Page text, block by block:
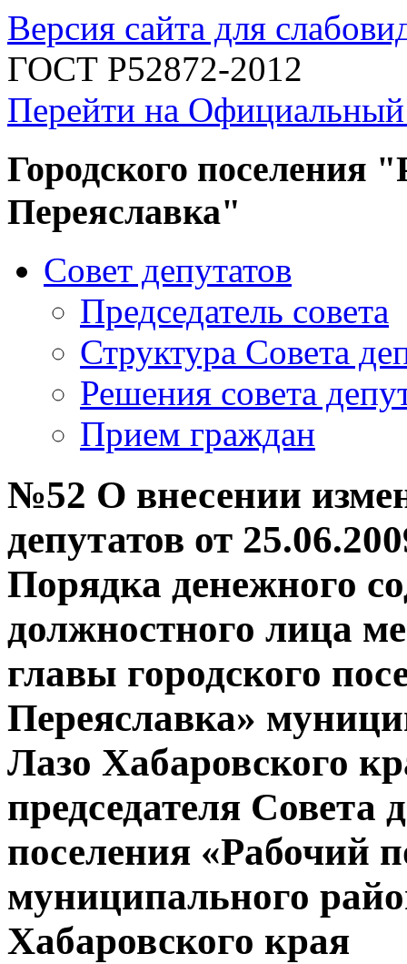
Версия сайта для
ГОСТ Р52872-2012
Перейти на
Городского поселения
Переяславка"
Совет депутатов
Председатель совета
Структура Совета
Решения совета
Прием граждан
№52 О внесении
депутатов от
Порядка денежного
должностного лица
главы городского
Переяславка»
Лазо Хабаровского
председателя Совета
поселения «Рабочий
муниципального
Хабаровского края